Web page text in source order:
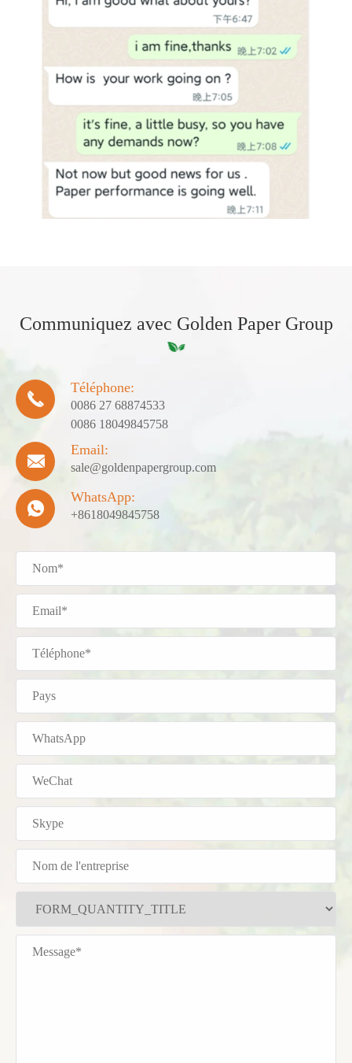
Communiquez avec Golden Paper Group

Téléphone:
0086 27 68874533
0086 18049845758

Email:
sale@goldenpapergroup.com

WhatsApp:
+8618049845758